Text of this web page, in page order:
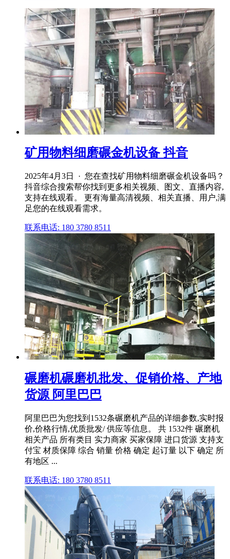
矿用物料细磨碾金机设备 抖音
2025年4月3日 · 您在查找矿用物料细磨碾金机设备吗？
抖音综合搜索帮你找到更多相关视频、图文、直播内容,
支持在线观看。 更有海量高清视频、相关直播、用户,满
足您的在线观看需求。
联系电话: 180 3780 8511
碾磨机碾磨机批发、促销价格、产地
货源 阿里巴巴
阿里巴巴为您找到1532条碾磨机产品的详细参数,实时报
价,价格行情,优质批发/ 供应等信息。 共 1532件 碾磨机
相关产品 所有类目 实力商家 买家保障 进口货源 支持支
付宝 材质保障 综合 销量 价格 确定 起订量 以下 确定 所
有地区 ...
联系电话: 180 3780 8511